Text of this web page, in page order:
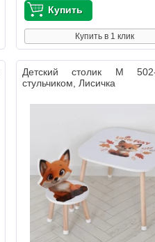
Купить в 1 клик
Детский столик M
стульчиком, Лисичка